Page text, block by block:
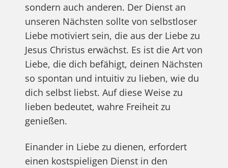
sondern auch anderen. Der Dienst an
unseren Nächsten sollte von selbstloser
Liebe motiviert sein, die aus der Liebe zu
Jesus Christus erwächst. Es ist die Art von
Liebe, die dich befähigt, deinen Nächsten
so spontan und intuitiv zu lieben, wie du
dich selbst liebst. Auf diese Weise zu
lieben bedeutet, wahre Freiheit zu
genießen.
Einander in Liebe zu dienen, erfordert
einen kostspieligen Dienst in den